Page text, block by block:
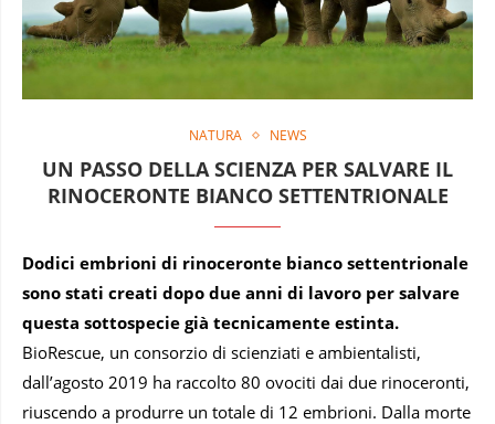
NATURA NEWS
UN PASSO DELLA SCIENZA PER SALVARE IL
RINOCERONTE BIANCO SETTENTRIONALE
Dodici embrioni di rinoceronte bianco settentrionale
sono stati creati dopo due anni di lavoro per salvare
questa sottospecie già tecnicamente estinta.
BioRescue, un consorzio di scienziati e ambientalisti,
dall’agosto 2019 ha raccolto 80 ovociti dai due rinoceronti,
riuscendo a produrre un totale di 12 embrioni. Dalla morte